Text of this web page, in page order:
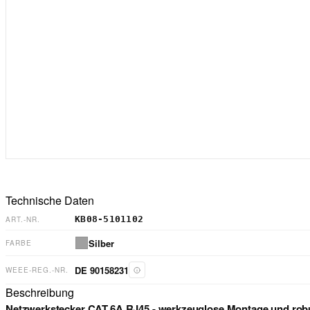
Technische Daten
ART.-NR. KB08-5101102
FARBE Silber
WEEE-REG.-NR. DE 90158231
Beschreibung